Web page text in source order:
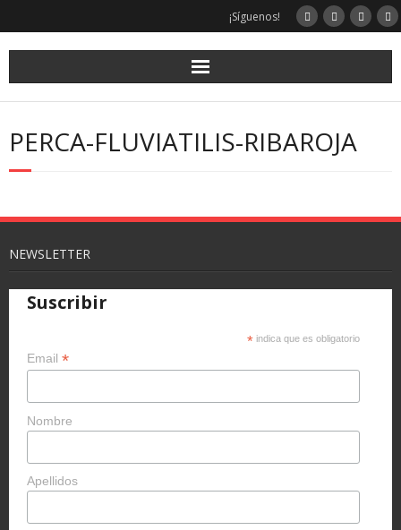
¡Síguenos!
PERCA-FLUVIATILIS-RIBAROJA
NEWSLETTER
Suscribir
* indica que es obligatorio
Email *
Nombre
Apellidos